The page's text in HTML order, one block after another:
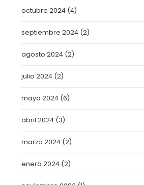
octubre 2024 (4)
septiembre 2024 (2)
agosto 2024 (2)
julio 2024 (2)
mayo 2024 (6)
abril 2024 (3)
marzo 2024 (2)
enero 2024 (2)